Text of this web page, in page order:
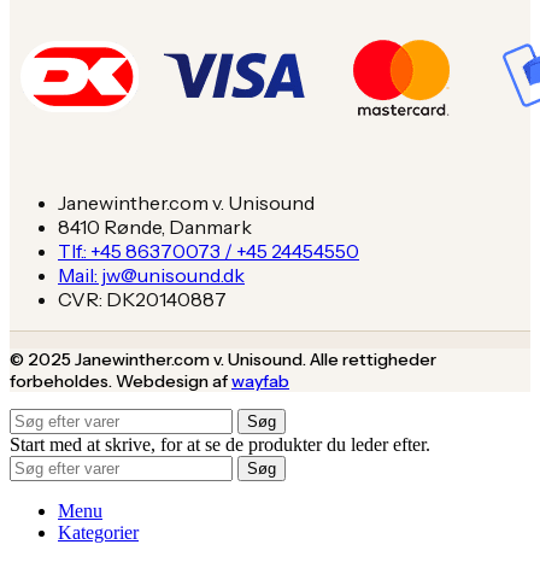
Janewinther.com v. Unisound
8410 Rønde, Danmark
Tlf.: +45 86370073 / +45 24454550
Mail: jw@unisound.dk
CVR: DK20140887
© 2025 Janewinther.com v. Unisound. Alle rettigheder
forbeholdes. Webdesign afwayfab
Søg
Start med at skrive, for at se de produkter du leder efter.
Søg
Menu
Kategorier